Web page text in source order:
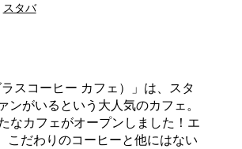
スタバ
スコーヒー カフェ）」は、スタ
がいるという大人気のカフェ。
なカフェがオープンしました！エ
こだわりのコーヒーと他にはない